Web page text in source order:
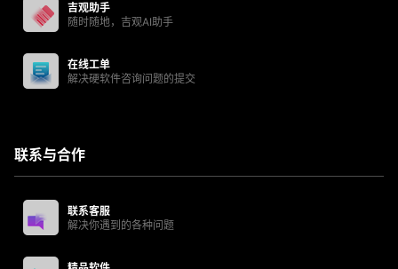
吉观助手
随时随地，吉观AI助手
在线工单
解决硬软件咨询问题的提交
联系与合作
联系客服
解决你遇到的各种问题